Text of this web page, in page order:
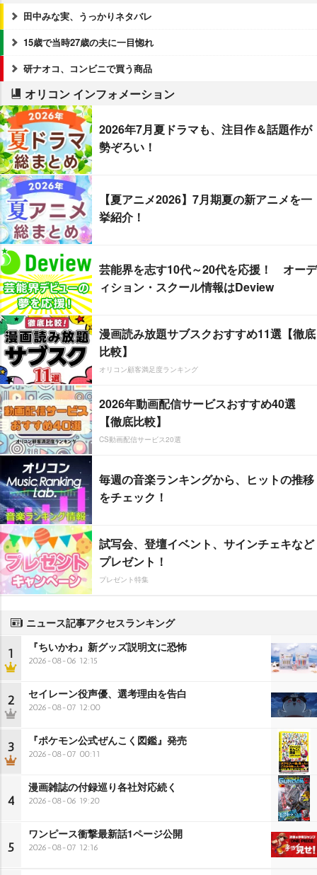
田中みな実、うっかりネタバレ
15歳で当時27歳の夫に一目惚れ
研ナオコ、コンビニで買う商品
オリコン インフォメーション
2026年7月夏ドラマも、注目作＆話題作が
勢ぞろい！
【夏アニメ2026】7月期夏の新アニメを一
挙紹介！
芸能界を志す10代～20代を応援！ オーデ
ィション・スクール情報はDeview
漫画読み放題サブスクおすすめ11選【徹底
比較】
オリコン顧客満足度ランキング
2026年動画配信サービスおすすめ40選
【徹底比較】
CS動画配信サービス20選
毎週の音楽ランキングから、ヒットの推移
をチェック！
試写会、登壇イベント、サインチェキなど
プレゼント！
プレゼント特集
ニュース記事アクセスランキング
1 『ちいかわ』新グッズ説明文に恐怖
2026-08-06 12:15
2 セイレーン役声優、選考理由を告白
2026-08-07 12:00
3 『ポケモン公式ぜんこく図鑑』発売
2026-08-07 00:11
4
漫画雑誌の付録巡り各社対応続く
2026-08-06 19:20
5
ワンピース衝撃最新話1ページ公開
2026-08-07 12:16